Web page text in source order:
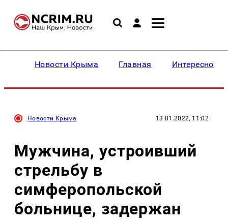
Новости Крыма Главная Интересное
Новости Крыма 13.01.2022, 11:02
Мужчина, устроивший
стрельбу в
симферопольской
больнице, задержан